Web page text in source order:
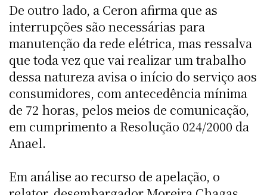
De outro lado, a Ceron afirma que as
interrupções são necessárias para
manutenção da rede elétrica, mas ressalva
que toda vez que vai realizar um trabalho
dessa natureza avisa o início do serviço aos
consumidores, com antecedência mínima
de 72 horas, pelos meios de comunicação,
em cumprimento a Resolução 024/2000 da
Anael.
Em análise ao recurso de apelação, o